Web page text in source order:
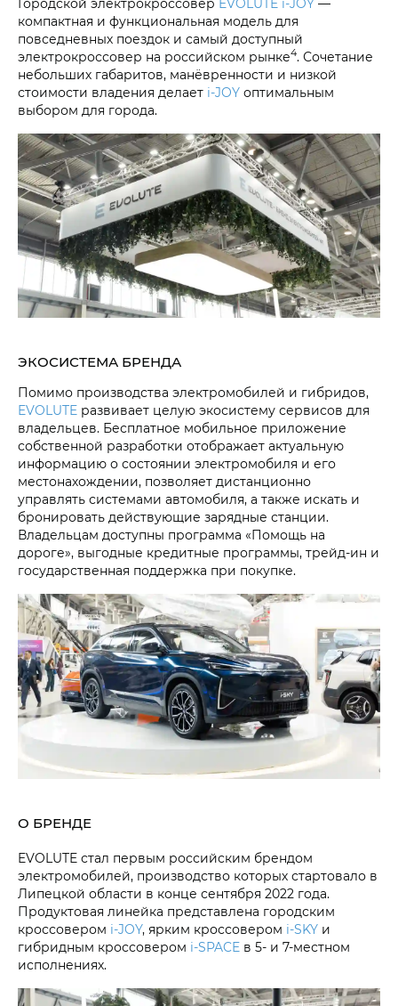
компактная и функциональная модель для
повседневных поездок и самый доступный
электрокроссовер на российском рынке4. Сочетание
небольших габаритов, манёвренности и низкой
стоимости владения делает i‑JOY оптимальным
выбором для города.
ЭКОСИСТЕМА БРЕНДА
Помимо производства электромобилей и гибридов,
EVOLUTE развивает целую экосистему сервисов для
владельцев. Бесплатное мобильное приложение
собственной разработки отображает актуальную
информацию о состоянии электромобиля и его
местонахождении, позволяет дистанционно
управлять системами автомобиля, а также искать и
бронировать действующие зарядные станции.
Владельцам доступны программа «Помощь на
дороге», выгодные кредитные программы, трейд-ин и
государственная поддержка при покупке.
О БРЕНДЕ
EVOLUTE стал первым российским брендом
электромобилей, производство которых стартовало в
Липецкой области в конце сентября 2022 года.
Продуктовая линейка представлена городским
кроссовером i‑JOY, ярким кроссовером i‑SKY и
гибридным кроссовером i‑SPACE в 5- и 7-местном
исполнениях.